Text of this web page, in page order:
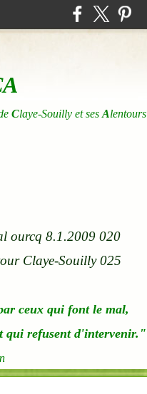
Claye-Souilly et ses Alentours
ceux qui font le mal,
qui refusent d'intervenir."